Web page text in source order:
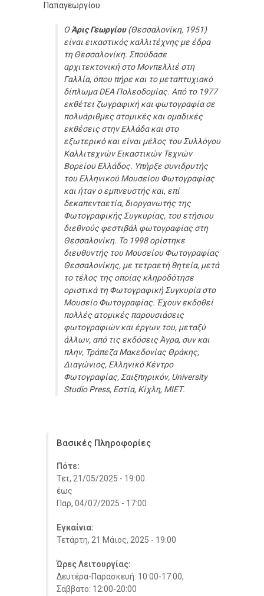
Παπαγεωργίου.
OΆρις Γεωργίου(Θεσσαλονίκη, 1951)
είναι εικαστικός καλλιτέχνης με έδρα
τη Θεσσαλονίκη. Σπούδασε
αρχιτεκτονική στο Μονπελλιέ στη
Γαλλία, όπου πήρε και το μεταπτυχιακό
δίπλωμα DEA Πολεοδομίας. Από το 1977
εκθέτει ζωγραφική και φωτογραφία σε
πολυάριθμες ατομικές και ομαδικές
εκθέσεις στην Ελλάδα και στο
εξωτερικό και είναι μέλος του Συλλόγου
Καλλιτεχνών Εικαστικών Τεχνών
Βορείου Ελλάδος. Υπήρξε συνιδρυτής
του Ελληνικού Μουσείου Φωτογραφίας
και ήταν ο εμπνευστής και, επί
δεκαπενταετία, διοργανωτής της
Φωτογραφικής Συγκυρίας, του ετήσιου
διεθνούς φεστιβάλ φωτογραφίας στη
Θεσσαλονίκη. Το 1998 ορίστηκε
διευθυντής του Μουσείου Φωτογραφίας
Θεσσαλονίκης, με τετραετή θητεία, μετά
το τέλος της οποίας κληροδότησε
οριστικά τη Φωτογραφική Συγκυρία στο
Μουσείο Φωτογραφίας. Έχουν εκδοθεί
πολλές ατομικές παρουσιάσεις
φωτογραφιών και έργων του, μεταξύ
άλλων, από τις εκδόσεις Άγρα, συν και
πλην, Τράπεζα Μακεδονίας Θράκης,
Διαγώνιος, Ελληνικό Κέντρο
Φωτογραφίας, Σαιξπηρικόν, University
Studio Press, Εστία, Κίχλη, ΜΙΕΤ.
Βασικές Πληροφορίες
Πότε:
Τετ, 21/05/2025 - 19:00
έως
Παρ, 04/07/2025 - 17:00
Εγκαίνια:
Τετάρτη, 21 Μάιος, 2025 - 19:00
Ώρες Λειτουργίας:
Δευτέρα-Παρασκευή: 10:00-17:00,
Σάββατο: 12:00-20:00